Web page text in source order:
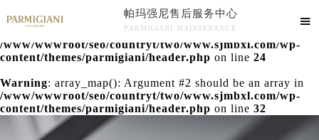
Warning: extract() expects parameter 1 to be array, null
/www/wwwroot/seo/countryt/two/www.sjmbxl.com/wp-
content/themes/parmigiani/header.php on line 24
Warning: array_map(): Argument #2 should be an array in
/www/wwwroot/seo/countryt/two/www.sjmbxl.com/wp-
content/themes/parmigiani/header.php on line 32
帕玛强尼售后服务中心
PARMIGIANI MAINTENANCE

帕玛强尼售后服务中心竭诚为您服务！